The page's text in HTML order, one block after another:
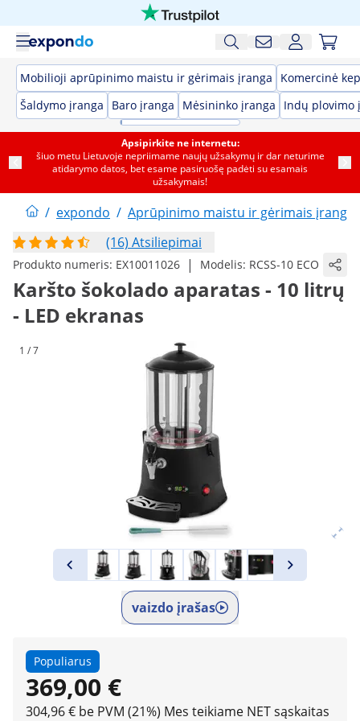
Mobilioji aprūpinimo maistu ir gėrimais įranga
Komercinė
Šaldymo įranga
Baro įranga Mėsininko įranga Indų plovimo
Apsipirkite ne internetu:
šiuo metu Lietuvoje nepriimame naujų užsakymų ir dar neturime
atidarymo datos, bet esame pasiruošę padėti su esamais
užsakymais!
/ expondo / Aprūpinimo maistu ir gėrimais įranga
(16) Atsiliepimai
Produkto numeris: EX10011026 | Modelis: RCSS-10 ECO
Karšto šokolado aparatas - 10 litrų
- LED ekranas
1 / 7
vaizdo įrašas
Populiarus
369,00 €
304,96 € be PVM (21%) Mes teikiame NET sąskaitas